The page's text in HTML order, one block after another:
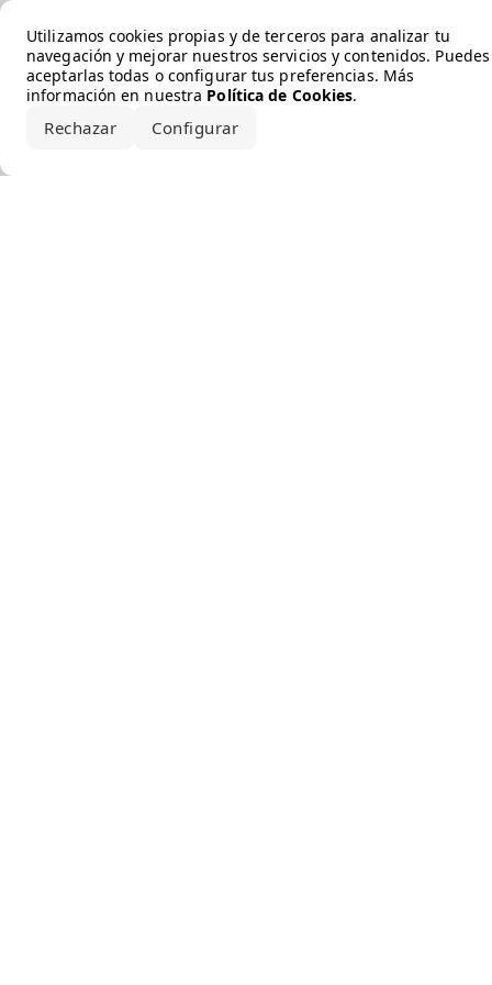
Utilizamos cookies propias y de terceros para analizar tu
navegación y mejorar nuestros servicios y contenidos. Puedes
aceptarlas todas o configurar tus preferencias. Más
información en nuestra Política de Cookies.
Rechazar Configurar
Error loading the brand